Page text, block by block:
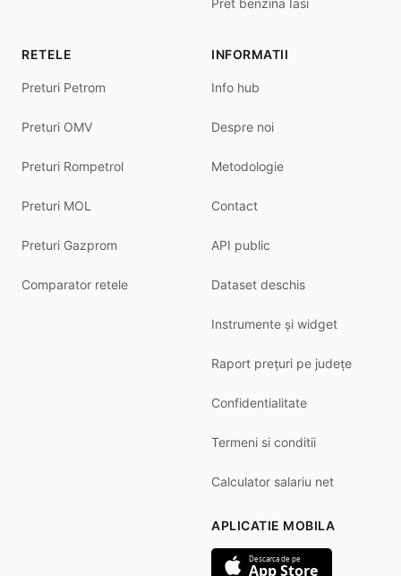
Pret benzina Iasi
RETELE
Preturi Petrom
Preturi OMV
Preturi Rompetrol
Preturi MOL
Preturi Gazprom
Comparator retele
INFORMATII
Info hub
Despre noi
Metodologie
Contact
API public
Dataset deschis
Instrumente și widget
Raport prețuri pe județe
Confidentialitate
Termeni si conditii
Calculator salariu net
APLICATIE MOBILA
Descarca de pe
App Store